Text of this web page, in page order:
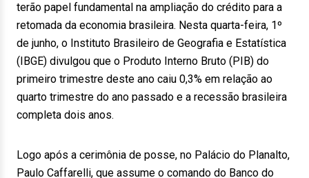
terão papel fundamental na ampliação do crédito para a
retomada da economia brasileira. Nesta quarta-feira, 1º
de junho, o Instituto Brasileiro de Geografia e Estatística
(IBGE) divulgou que o Produto Interno Bruto (PIB) do
primeiro trimestre deste ano caiu 0,3% em relação ao
quarto trimestre do ano passado e a recessão brasileira
completa dois anos.
Logo após a cerimônia de posse, no Palácio do Planalto,
Paulo Caffarelli, que assume o comando do Banco do